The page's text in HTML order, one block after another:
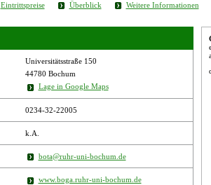
Eintrittspreise Überblick Weitere Informationen
Universitätsstraße 150
44780 Bochum
Lage in Google Maps
0234-32-22005
k.A.
bota@ruhr-uni-bochum.de
www.boga.ruhr-uni-bochum.de